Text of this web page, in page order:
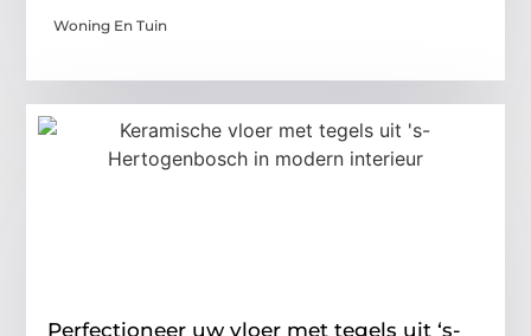
Woning En Tuin
Perfectioneer uw vloer met tegels uit ‘s-